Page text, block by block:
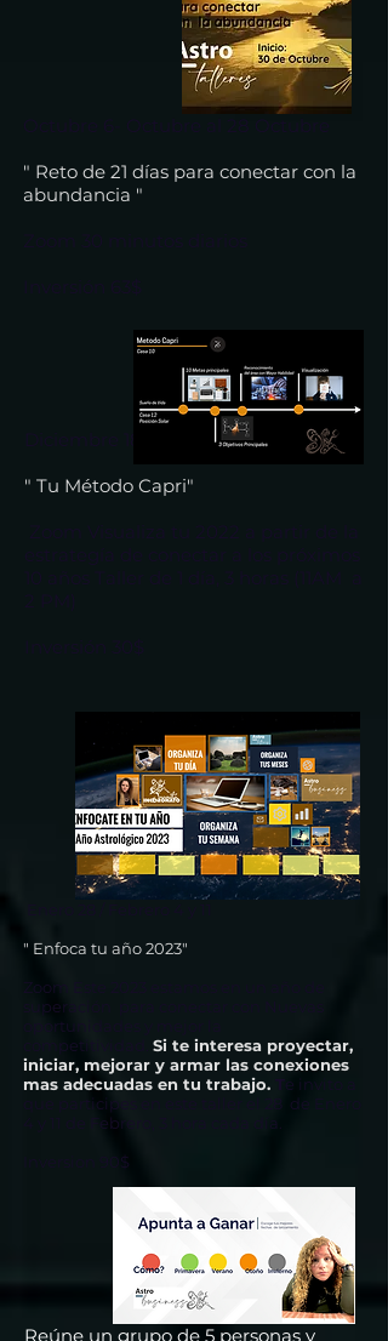
" Reto de 21 días para conectar con la
abundancia "
" Tu Método Capri"
" Enfoca tu año 2023"
Zoom Este 2023 estamos en un año de
superación para conectar con Nuevas
oportunidades y mejor la
competitividad.
Si te interesa proyectar,
iniciar, mejorar y armar las conexiones
mas adecuadas en tu trabajo.
e invito a
que participes en este taller el 28 de Enero
4 y 11 de Febrero, 3 hora cada día.
Inversion 90$
Reúne un grupo de 5 personas y